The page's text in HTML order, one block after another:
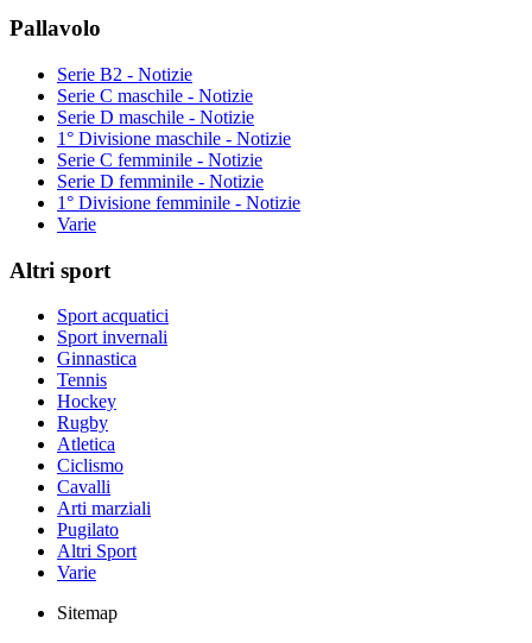
Pallavolo
Serie B2 - Notizie
Serie C maschile - Notizie
Serie D maschile - Notizie
1° Divisione maschile - Notizie
Serie C femminile - Notizie
Serie D femminile - Notizie
1° Divisione femminile - Notizie
Varie
Altri sport
Sport acquatici
Sport invernali
Ginnastica
Tennis
Hockey
Rugby
Atletica
Ciclismo
Cavalli
Arti marziali
Pugilato
Altri Sport
Varie
Sitemap